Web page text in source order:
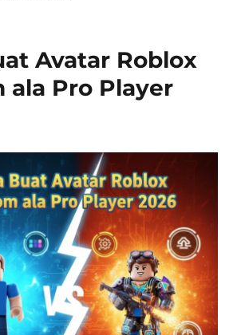
Avatar Roblox
ala Pro Player